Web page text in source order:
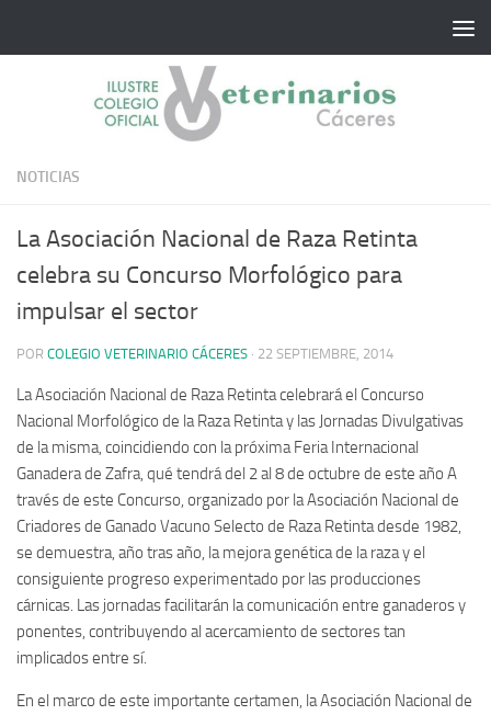
NOTICIAS
La Asociación Nacional de Raza Retinta
celebra su Concurso Morfológico para
impulsar el sector
POR COLEGIO VETERINARIO CÁCERES · 22 SEPTIEMBRE, 2014
La Asociación Nacional de Raza Retinta celebrará el Concurso
Nacional Morfológico de la Raza Retinta y las Jornadas Divulgativas
de la misma, coincidiendo con la próxima Feria Internacional
Ganadera de Zafra, qué tendrá del 2 al 8 de octubre de este año A
través de este Concurso, organizado por la Asociación Nacional de
Criadores de Ganado Vacuno Selecto de Raza Retinta desde 1982,
se demuestra, año tras año, la mejora genética de la raza y el
consiguiente progreso experimentado por las producciones
cárnicas. Las jornadas facilitarán la comunicación entre ganaderos y
ponentes, contribuyendo al acercamiento de sectores tan
implicados entre sí.
En el marco de este importante certamen, la Asociación Nacional de